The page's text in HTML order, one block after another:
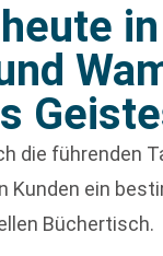
die führenden
Kunden ein
Büchertisch.